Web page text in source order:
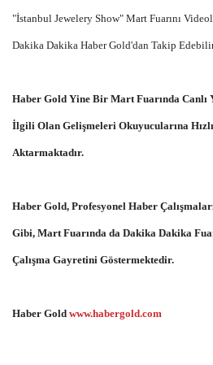
"İstanbul Jewelery Show" Mart Fuarını
Dakika Dakika Haber Gold'dan Takip
Haber Gold Yine Bir Mart Fuarında Canlı
İlgili Olan Gelişmeleri Okuyucularına
Aktarmaktadır.
Haber Gold, Profesyonel Haber
Gibi, Mart Fuarında da Dakika Dakika
Çalışma Gayretini Göstermektedir.
Haber Gold www.habergold.com